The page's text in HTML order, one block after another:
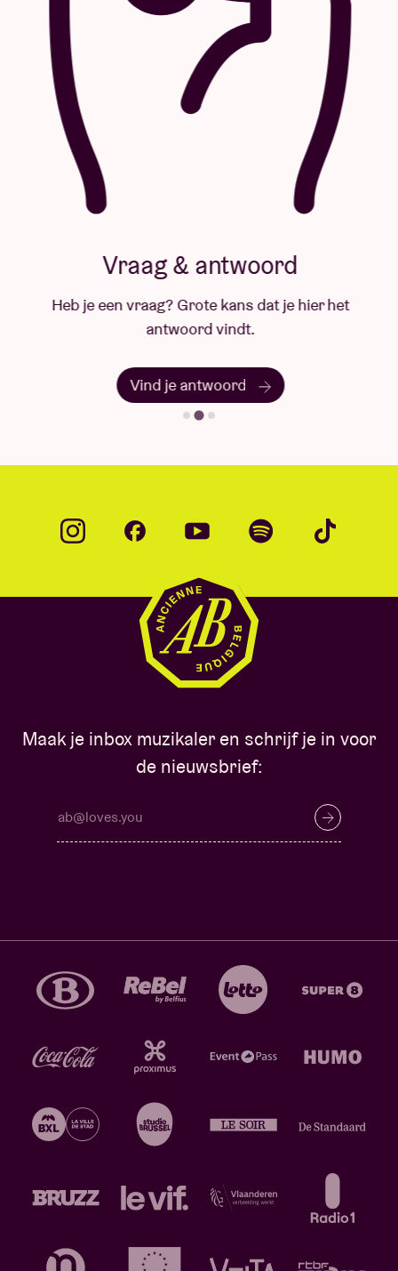
Vraag & antwoord
Heb je een vraag? Grote kans dat je hier het
antwoord vindt.
Vind je antwoord
Maak je inbox muzikaler en schrijf je in voor
de nieuwsbrief: